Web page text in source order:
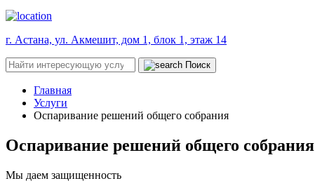
г. Астана, ул. Акмешит, дом 1, блок 1, этаж 14
Поиск
Главная
Услуги
Оспаривание решений общего собрания
Оспаривание решений общего собрания
Мы даем защищенность